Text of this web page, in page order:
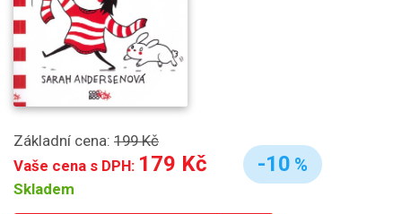
Základní cena: 199 Kč
Vaše cena s DPH: 179 Kč
Skladem
-10 %